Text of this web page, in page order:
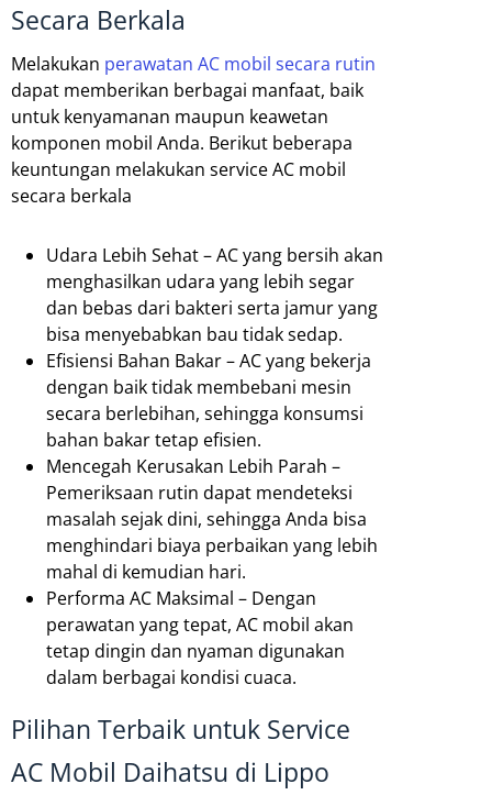
Secara Berkala
Melakukan perawatan AC mobil secara rutin
dapat memberikan berbagai manfaat, baik
untuk kenyamanan maupun keawetan
komponen mobil Anda. Berikut beberapa
keuntungan melakukan service AC mobil
secara berkala
Udara Lebih Sehat – AC yang bersih akan
menghasilkan udara yang lebih segar
dan bebas dari bakteri serta jamur yang
bisa menyebabkan bau tidak sedap.
Efisiensi Bahan Bakar – AC yang bekerja
dengan baik tidak membebani mesin
secara berlebihan, sehingga konsumsi
bahan bakar tetap efisien.
Mencegah Kerusakan Lebih Parah –
Pemeriksaan rutin dapat mendeteksi
masalah sejak dini, sehingga Anda bisa
menghindari biaya perbaikan yang lebih
mahal di kemudian hari.
Performa AC Maksimal – Dengan
perawatan yang tepat, AC mobil akan
tetap dingin dan nyaman digunakan
dalam berbagai kondisi cuaca.
Pilihan Terbaik untuk Service
AC Mobil Daihatsu di Lippo